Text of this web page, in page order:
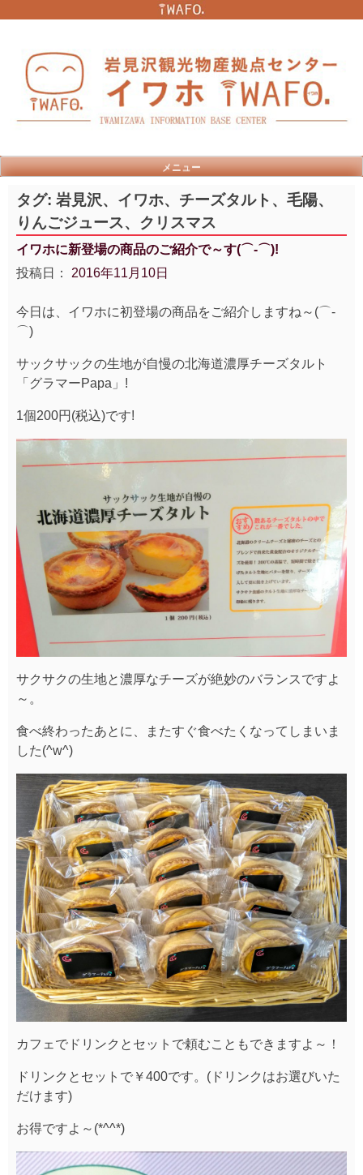
メニュー
タグ: 岩見沢、イワホ、チーズタルト、毛陽、
りんごジュース、クリスマス
イワホに新登場の商品のご紹介で～す(⌒‐⌒)!
投稿日： 2016年11月10日
今日は、イワホに初登場の商品をご紹介しますね～(⌒‐
⌒)
サックサックの生地が自慢の北海道濃厚チーズタルト
「グラマーPapa」!
1個200円(税込)です!
サクサクの生地と濃厚なチーズが絶妙のバランスですよ
～。
食べ終わったあとに、またすぐ食べたくなってしまいま
した(^w^)
カフェでドリンクとセットで頼むこともできますよ～！
ドリンクとセットで￥400です。(ドリンクはお選びいた
だけます)
お得ですよ～(*^^*)